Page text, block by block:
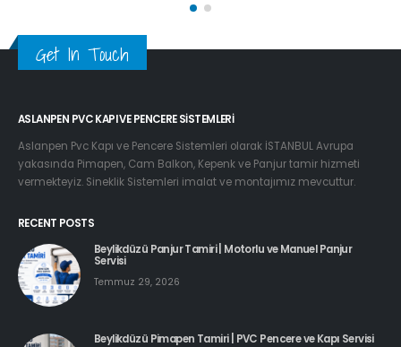
Get In Touch
ASLANPEN PVC KAPI VE PENCERE SISTEMLERI
Aslanpen Pvc Kapı ve Pencere Sistemleri olarak İSTANBUL Avrupa
yakasında Pimapen, Cam Balkon, Kepenk ve Panjur tamir hizmeti
vermekteyiz. Sineklik Sistemleri imalat ve montajımız mevcuttur.
RECENT POSTS
Beylikdüzü Panjur Tamiri | Motorlu ve Manuel Panjur
Servisi
Temmuz 29, 2026
Beylikdüzü Pimapen Tamiri | PVC Pencere ve Kapı Servisi